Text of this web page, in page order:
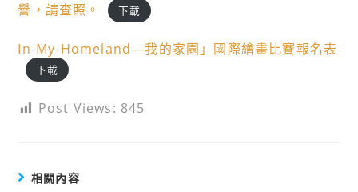
譽，請查照。
下載
In-My-Homeland—我的家園」國際繪畫比賽報名表
下載
Post Views: 845
相關內容